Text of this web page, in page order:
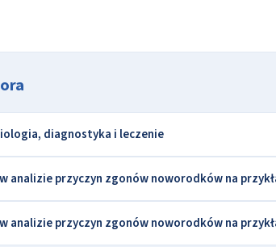
diagnostyka i leczenie
analizie przyczyn zgonów noworodków na
analizie przyczyn zgonów noworodków na